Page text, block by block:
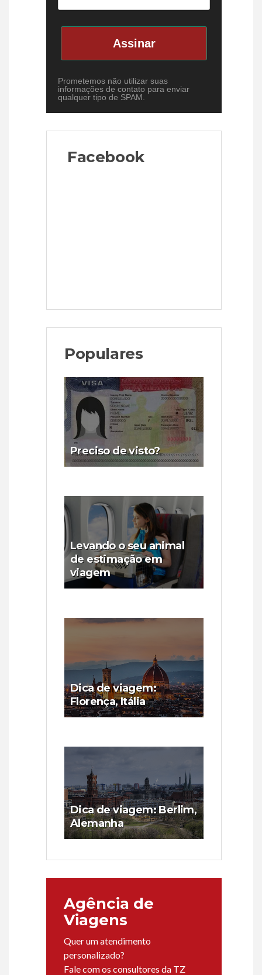
Assinar
Prometemos não utilizar suas
informações de contato para enviar
qualquer tipo de SPAM.
Facebook
Populares
Preciso de visto?
Levando o seu animal
de estimação em
viagem
Dica de viagem:
Florença, Itália
Dica de viagem: Berlim,
Alemanha
Agência de
Viagens
Quer um atendimento
personalizado?
Fale com os consultores da TZ